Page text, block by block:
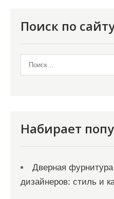
Поиск по
Набирает
Дверная фурнитура
дизайнеров: стиль и